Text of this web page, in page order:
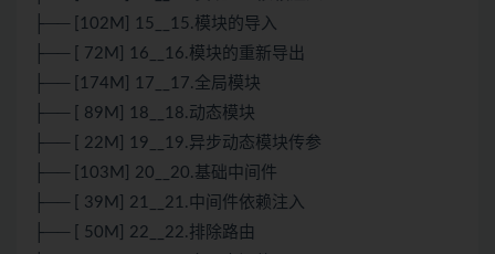
├── [102M] 15__15.模块的导入
├── [ 72M] 16__16.模块的重新导出
├── [174M] 17__17.全局模块
├── [ 89M] 18__18.动态模块
├── [ 22M] 19__19.异步动态模块传参
├── [103M] 20__20.基础中间件
├── [ 39M] 21__21.中间件依赖注入
├── [ 50M] 22__22.排除路由